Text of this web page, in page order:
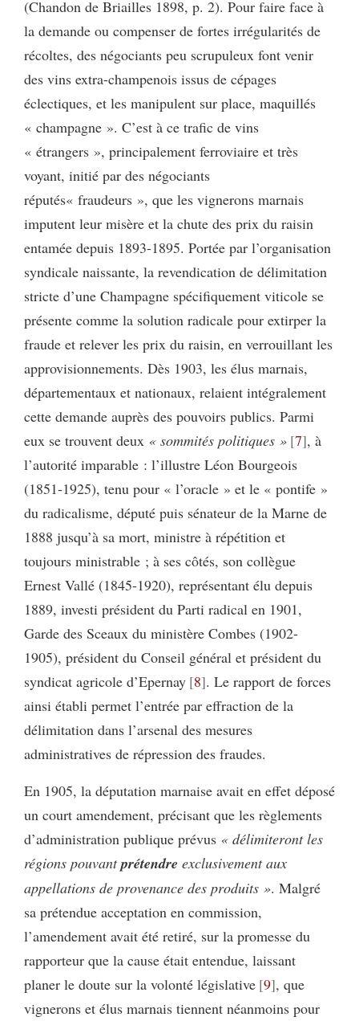
(Chandon de Briailles 1898, p. 2). Pour faire face à
la demande ou compenser de fortes irrégularités de
récoltes, des négociants peu scrupuleux font venir
des vins extra-champenois issus de cépages
éclectiques, et les manipulent sur place, maquillés
« champagne ». C’est à ce trafic de vins
« étrangers », principalement ferroviaire et très
voyant, initié par des négociants
réputés« fraudeurs », que les vignerons marnais
imputent leur misère et la chute des prix du raisin
entamée depuis 1893-1895. Portée par l’organisation
syndicale naissante, la revendication de délimitation
stricte d’une Champagne spécifiquement viticole se
présente comme la solution radicale pour extirper la
fraude et relever les prix du raisin, en verrouillant les
approvisionnements. Dès 1903, les élus marnais,
départementaux et nationaux, relaient intégralement
cette demande auprès des pouvoirs publics. Parmi
eux se trouvent deux « sommités politiques » 7 , à
l’autorité imparable : l’illustre Léon Bourgeois
(1851-1925), tenu pour « l’oracle » et le « pontife »
du radicalisme, député puis sénateur de la Marne de
1888 jusqu’à sa mort, ministre à répétition et
toujours ministrable ; à ses côtés, son collègue
Ernest Vallé (1845-1920), représentant élu depuis
1889, investi président du Parti radical en 1901,
Garde des Sceaux du ministère Combes (1902-
1905), président du Conseil général et président du
syndicat agricole d’Epernay 8 . Le rapport de forces
ainsi établi permet l’entrée par effraction de la
délimitation dans l’arsenal des mesures
administratives de répression des fraudes.
En 1905, la députation marnaise avait en effet déposé
un court amendement, précisant que les règlements
d’administration publique prévus « délimiteront les
régions pouvantprétendre exclusivement aux
appellations de provenance des produits ». Malgré
sa prétendue acceptation en commission,
l’amendement avait été retiré, sur la promesse du
rapporteur que la cause était entendue, laissant
planer le doute sur la volonté législative 9 , que
vignerons et élus marnais tiennent néanmoins pour